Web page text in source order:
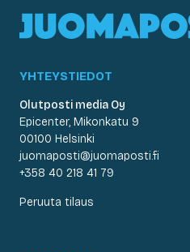
YHTEYSTIEDOT
Olutposti media Oy
Epicenter, Mikonkatu 9
00100 Helsinki
juomaposti@juomaposti.fi
+358 40 218 41 79
Peruuta tilaus